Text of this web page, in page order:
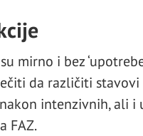
mirno i bez
da različiti
intenzivnih, ali
FAZ.